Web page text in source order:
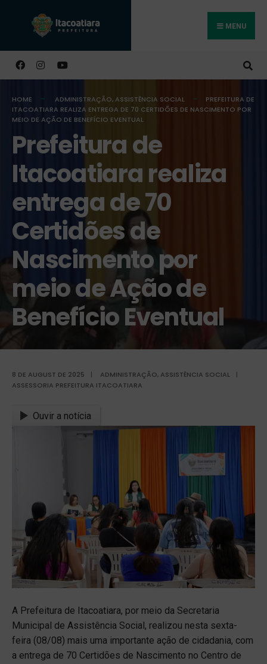
MENU
HOME ADMINISTRAÇÃO,ASSISTÊNCIA SOCIAL
PREFEITURA DE
ITACOATIARA REALIZA ENTREGA DE 70 CERTIDÕES DE NASCIMENTO POR
MEIO DE AÇÃO DE BENEFÍCIO EVENTUAL
Prefeitura de
Itacoatiara realiza
entrega de 70
Certidões de
Nascimento por
meio de Ação de
Benefício Eventual
8 DE AUGUST DE 2025 | ADMINISTRAÇÃO, ASSISTÊNCIA SOCIAL
|
ASSESSORIA PREFEITURA ITACOATIARA
Ouvir a notícia
A Prefeitura de Itacoatiara, por meio da Secretaria
Municipal de Assistência Social, realizou nesta sexta-
feira (08/08) mais uma importante ação de cidadania, com
a entrega de 70 Certidões de Nascimento no Centro de
Buscar